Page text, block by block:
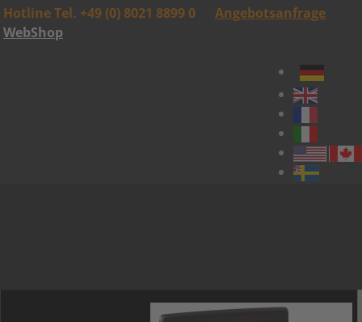
Hotline Tel. +49 (0) 8021 8899 0
Angebotsanfrage
WebShop